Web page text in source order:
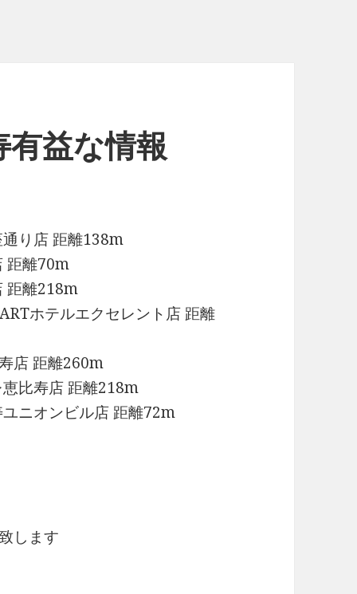
益な情報
り店 距離138m
距離70m
距離218m
ホテルエクセレント店 距離
店 距離260m
比寿店 距離218m
ニオンビル店 距離72m
します